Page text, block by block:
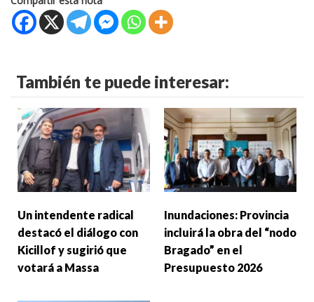
También te puede interesar:
Un intendente radical
destacó el diálogo con
Kicillof y sugirió que
votará a Massa
Inundaciones: Provincia
incluirá la obra del “nodo
Bragado” en el
Presupuesto 2026